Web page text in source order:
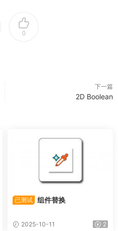
0
下一篇
2D Boolean
已测试 组件替换
2025-10-11 2